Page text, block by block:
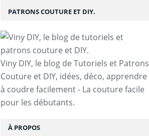
PATRONS COUTURE ET DIY.
Viny DIY, le blog de Tutoriels et Patrons
Couture et DIY, idées, déco, apprendre
à coudre facilement - La couture facile
pour les débutants.
À PROPOS